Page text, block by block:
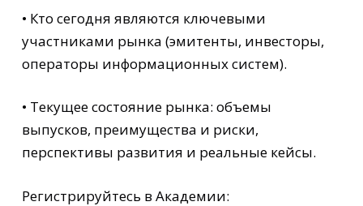
• Кто сегодня являются ключевыми
участниками рынка (эмитенты, инвесторы,
операторы информационных систем).
• Текущее состояние рынка: объемы
выпусков, преимущества и риски,
перспективы развития и реальные кейсы.
Регистрируйтесь в Академии: